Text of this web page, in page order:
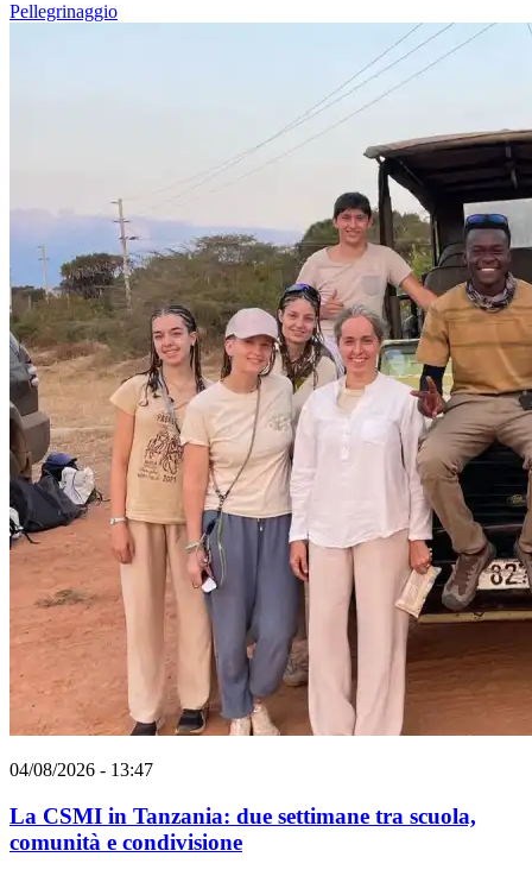
Pellegrinaggio
04/08/2026 - 13:47
La CSMI in Tanzania: due settimane tra scuola,
comunità e condivisione